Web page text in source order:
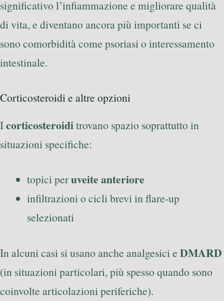
significativo l’infiammazione e migliorare qualità
di vita, e diventano ancora più importanti se ci
sono comorbidità come psoriasi o interessamento
intestinale.
Corticosteroidi e altre opzioni
Icorticosteroiditrovano spazio soprattutto in
situazioni specifiche:
topici peruveite anteriore
infiltrazioni o cicli brevi in flare-up
selezionati
In alcuni casi si usano anche analgesici e DMARD
(in situazioni particolari, più spesso quando sono
coinvolte articolazioni periferiche).